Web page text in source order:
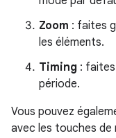
Zoom : faites
les éléments.
Timing :
période.
Vous pouvez
avec les touches de